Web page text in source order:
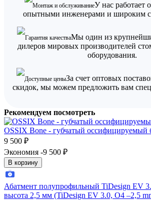
Монтаж и обслуживаниеУ нас работает
опытными инженерами и широким
Гарантия качестваМы один из
дилеров мировых производителей
оборудования.
Доступные ценыЗа счет оптовых
скидок, мы можем предложить вам
Рекомендуем посмотреть
OSSIX Bone - губчатый оссифицируемый
9 500 ₽
Экономия -9 500 ₽
В корзину
Абатмент полупрофильный TiDesign EV
высота 2,5 мм (TiDesign EV 3.0, O4 –2,5